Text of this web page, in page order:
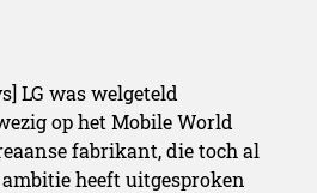
LG was welgeteld
op het Mobile World
fabrikant, die toch al
heeft uitgesproken